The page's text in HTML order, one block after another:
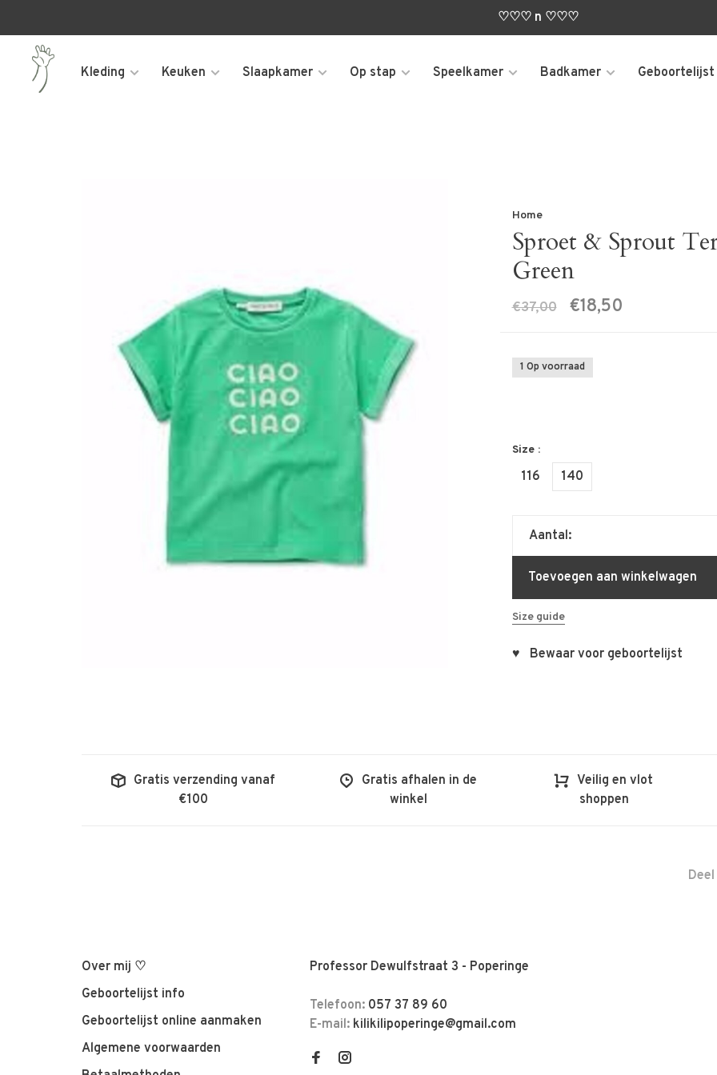
♡♡♡ n ♡♡♡
Kleding Keuken Slaapkamer Op stap Speelkamer Badkamer Geboortelijst
Home
Sproet & Sprout
Green
€37,00 €18,50
1 Op voorraad
Size :
116 140
Aantal:
Toevoegen aan winkelwagen
Size guide
♥ Bewaar voor geboortelijst
Gratis verzending vanaf
€100
Gratis afhalen in de
winkel
Veilig en vlot
shoppen
Over mij ♡
Geboortelijst info
Geboortelijst online aanmaken
Algemene voorwaarden
Professor Dewulfstraat 3 - Poperinge
Telefoon: 057 37 89 60
E-mail: kilikilipoperinge@gmail.com